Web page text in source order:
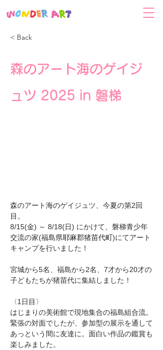
< Back
森のアート海のゲイジ
ュツ 2025 in 磐梯
森のアート海のゲイジュツ、今夏の第2回
目。
8/15(金) ～ 8/18(日) にかけて、磐梯青少年
交流の家(福島県耶麻郡猪苗代町)にてアート
キャンプを行いました！
宮城から5名、福島から2名、7才から20才の
子どもたちが猪苗代に集結しました！
〈1日目〉
はじまりの美術館で現地集合の福島組合流。
緊張の対面でしたが、参加型の展示を通して
あっという間に友達に。面白い作品の鑑賞も
楽しみました。